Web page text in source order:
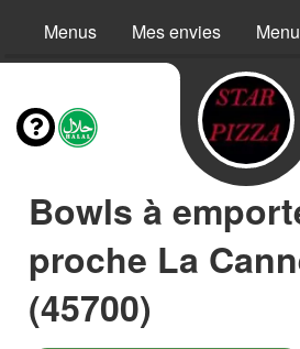
Menus Mes envies
Bowls à
proche La
(45700)